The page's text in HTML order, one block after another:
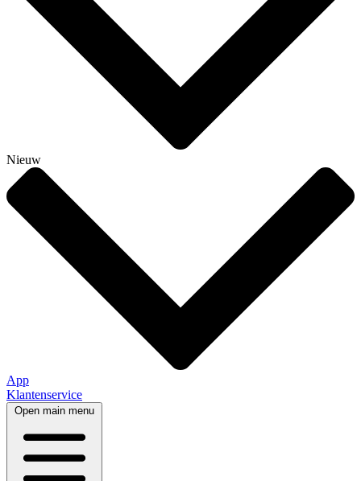
Nieuw
App
Klantenservice
Open main menu